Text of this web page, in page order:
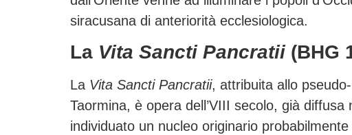
siracusana di anteriorità ecclesiologica.
La Vita Sancti Pancratii(BHG
La Vita Sancti Pancratii, attribuita allo pseudo-
Taormina, è opera dell’VIII secolo, già
individuato un nucleo originario